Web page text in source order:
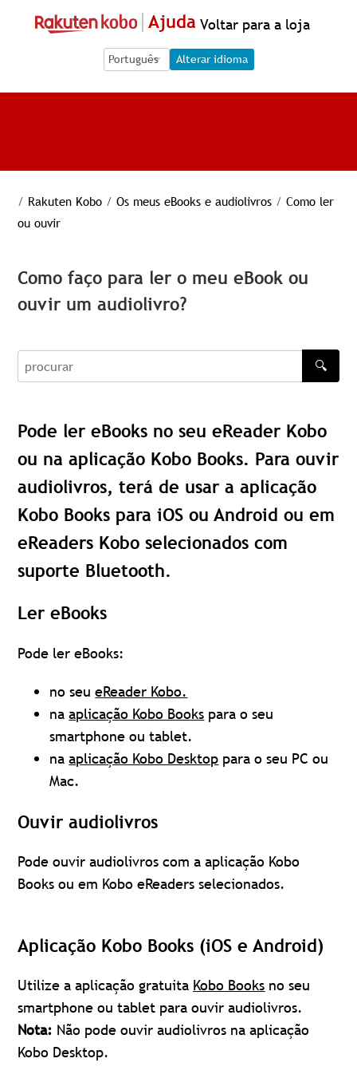
Ajuda Voltar para a loja
Language Selection
Language Selection
Alterar idioma
/ Rakuten Kobo / Os meus eBooks e audiolivros / Como ler
ou ouvir
Como faço para ler o meu eBook ou
ouvir um audiolivro?
procurar
🔍
Pode ler eBooks no seu eReader Kobo
ou na aplicação Kobo Books. Para ouvir
audiolivros, terá de usar a aplicação
Kobo Books para iOS ou Android ou em
eReaders Kobo selecionados com
suporte Bluetooth.
Ler eBooks
Pode ler eBooks:
no seueReader Kobo.
naaplicação Kobo Books para o seu
smartphone ou tablet.
naaplicação Kobo Desktop para o seu PC ou
Mac.
Ouviraudiolivros
Pode ouvir audiolivros com a aplicação Kobo
Books ou em Kobo eReaders selecionados.
Aplicação Kobo Books (iOS e Android)
Utilize a aplicação gratuita Kobo Books no seu
smartphone ou tablet para ouvir audiolivros.
Nota: Não pode ouvir audiolivros na aplicação
Kobo Desktop.